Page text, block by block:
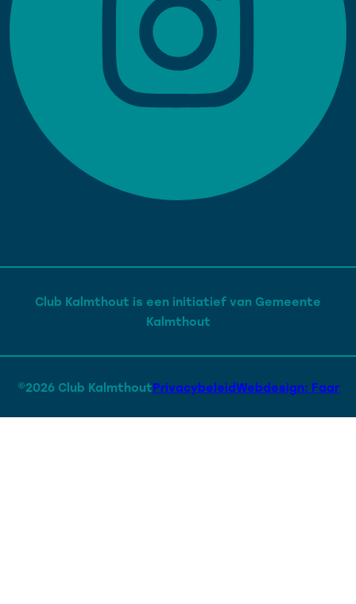
Club Kalmthout is een initiatief van Gemeente
Kalmthout
©2026 Club KalmthoutPrivacybeleidWebdesign: Faar